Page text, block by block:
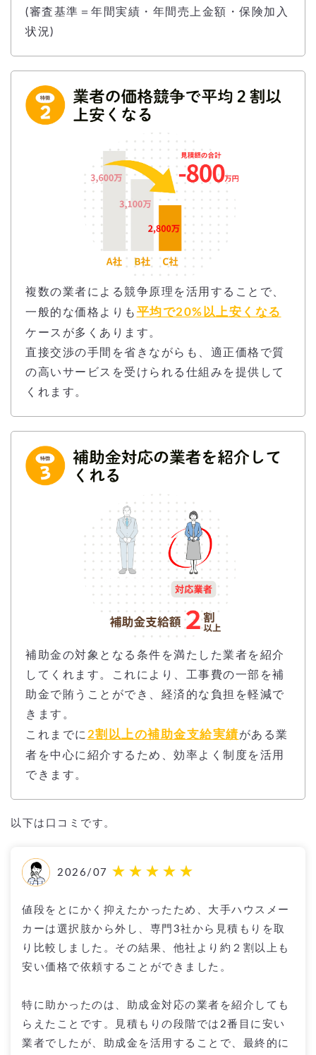
(審査基準＝年間実績・年間売上金額・保険加入
状況)
複数の業者による競争原理を活用することで、
一般的な価格よりも 平均で20%以上安くなる
ケースが多くあります。
直接交渉の手間を省きながらも、適正価格で質
の高いサービスを受けられる仕組みを提供して
くれます。
補助金の対象となる条件を満たした業者を紹介
してくれます。これにより、工事費の一部を補
助金で賄うことができ、経済的な負担を軽減で
きます。
これまでに2割以上の補助金支給実績がある業
者を中心に紹介するため、効率よく制度を活用
できます。
以下は口コミです。
2026/07
値段をとにかく抑えたかったため、大手ハウスメー
カーは選択肢から外し、専門3社から見積もりを取
り比較しました。その結果、他社より約２割以上も
安い価格で依頼することができました。
特に助かったのは、助成金対応の業者を紹介しても
らえたことです。見積もりの段階では2番目に安い
業者でしたが、助成金を活用することで、最終的に